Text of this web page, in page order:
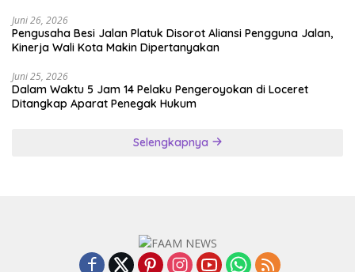
Juni 26, 2026
Pengusaha Besi Jalan Platuk Disorot Aliansi Pengguna Jalan,
Kinerja Wali Kota Makin Dipertanyakan
Juni 25, 2026
Dalam Waktu 5 Jam 14 Pelaku Pengeroyokan di Loceret
Ditangkap Aparat Penegak Hukum
Selengkapnya